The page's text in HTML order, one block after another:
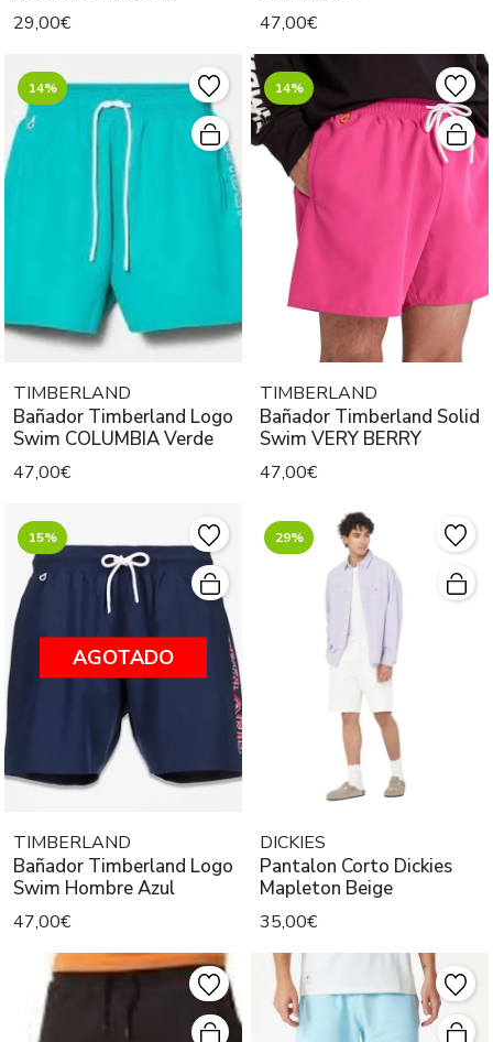
29,00€ 47,00€
14%
TIMBERLAND
Bañador Timberland Logo
Swim COLUMBIA Verde
47,00€
14%
TIMBERLAND
Bañador Timberland Solid
Swim VERY BERRY
47,00€
15%
AGOTADO
TIMBERLAND
Bañador Timberland Logo
Swim Hombre Azul
47,00€
29%
DICKIES
Pantalon Corto Dickies
Mapleton Beige
35,00€